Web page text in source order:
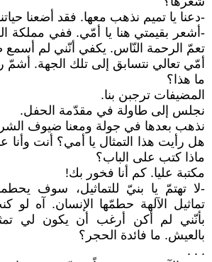
-دعنا يا تميم نذهب معها. فقد أضعنا
-أشعر بقيمتي هنا يا أمّي. ففي مملكة
تعمّ الرحمة النّاس. يكفي أنّني لم
أمّي تعالي نتسابق إلى تلك الجهة. أشمّ
ما هذا؟
المضيفات ترجبن بنا.
نجلس إلى طاولة في مقدّمة الحفل.
نذهب بعدها في جولة ومعنا ضيوف
هل رأيت هذا التمثال يا أمي؟ أنت وأنا
ماذا كتب على الباب؟
مكتبة عليا. كم أنا فخور بك!
-لا تهتمّ يا بنيّ للتماثيل، سوف
تماثيل الآلهة حطمّها الإنسان. آه لو
بأنّني لم أكن أرغب أن يكون لي
بالعيش. ما فائدة الحجر؟
. . .